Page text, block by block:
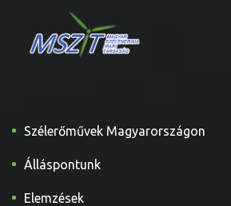
Szélerőművek Magyarországon
Álláspontunk
Elemzések